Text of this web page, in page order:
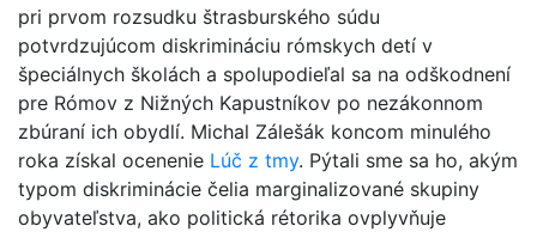
pri prvom rozsudku štrasburského súdu
potvrdzujúcom diskrimináciu rómskych detí v
špeciálnych školách a spolupodieľal sa na odškodnení
pre Rómov z Nižných Kapustníkov po nezákonnom
zbúraní ich obydlí. Michal Zálešák koncom minulého
roka získal ocenenie Lúč z tmy. Pýtali sme sa ho, akým
typom diskriminácie čelia marginalizované skupiny
obyvateľstva, ako politická rétorika ovplyvňuje